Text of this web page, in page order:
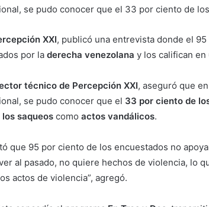
se pudo conocer que el 33 por ciento de
XXI, publicó una entrevista donde el
por la derecha venezolana y los califican
técnico de Percepción XXI, aseguró que
se pudo conocer que el 33 por ciento de
los saqueos como actos vandálicos.
que 95 por ciento de los encuestados no
al pasado, no quiere hechos de violencia, lo
actos de violencia”, agregó.